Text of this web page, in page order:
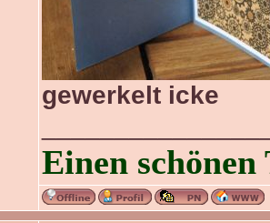
gewerkelt icke
Einen